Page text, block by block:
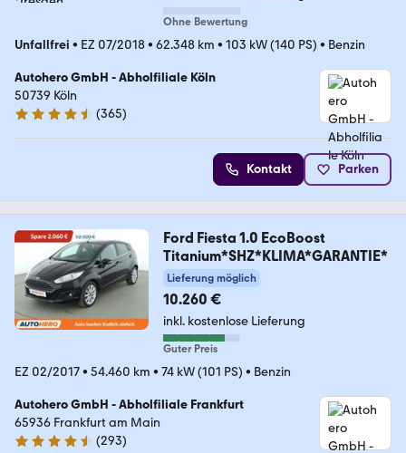
Ohne Bewertung
Unfallfrei • EZ 07/2018• 62.348 km • 103 kW (140 PS) • Benzin
Autohero GmbH - Abholfiliale Köln
50739 Köln
4.6 Sterne
(365)
Kontakt Parken
Ford Fiesta 1.0 EcoBoost
Titanium*SHZ*KLIMA*GARANTIE*
Lieferung möglich
10.260 €
inkl. kostenlose Lieferung
Guter Preis
EZ 02/2017• 54.460 km • 74 kW (101 PS) • Benzin
Autohero GmbH - Abholfiliale Frankfurt
65936 Frankfurt am Main
4.6 Sterne
(293)